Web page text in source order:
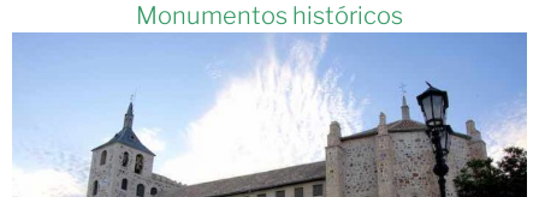
Monumentos históricos